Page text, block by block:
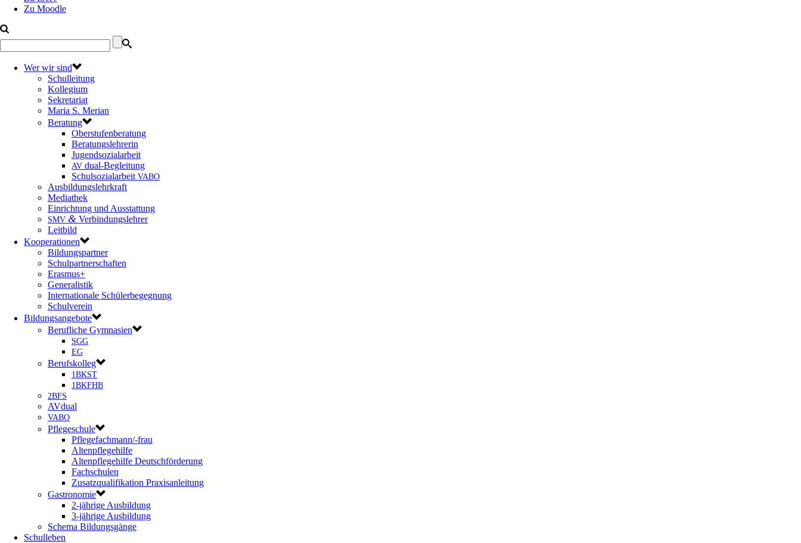
Zu Moodle
Wer wir sind
Schulleitung
Kollegium
Sekretariat
Maria S. Merian
Beratung
Oberstufenberatung
Beratungslehrerin
Jugendsozialarbeit
AV dual-Begleitung
Schulsozialarbeit VABO
Ausbildungslehrkraft
Mediathek
Einrichtung und Ausstattung
SMV & Verbindungslehrer
Leitbild
Kooperationen
Bildungspartner
Schulpartnerschaften
Erasmus+
Generalistik
Internationale Schülerbegegnung
Schulverein
Bildungsangebote
Berufliche Gymnasien
SGG
EG
Berufskolleg
1BKST
1BKFHB
2BFS
AVdual
VABO
Pflegeschule
Pflegefachmann/-frau
Altenpflegehilfe
Altenpflegehilfe Deutschförderung
Fachschulen
Zusatzqualifikation Praxisanleitung
Gastronomie
2-jährige Ausbildung
3-jährige Ausbildung
Schema Bildungsgänge
Schulleben